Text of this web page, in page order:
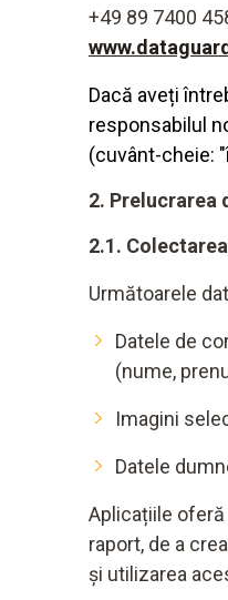
+49 89 7400
Dacă aveți
responsabilul
(cuvânt-cheie:
2. Prelucrarea
2.1.
Următoarele
Datele de
(nume,
Imagini
Datele
Aplicațiile
raport, de a
și utilizarea